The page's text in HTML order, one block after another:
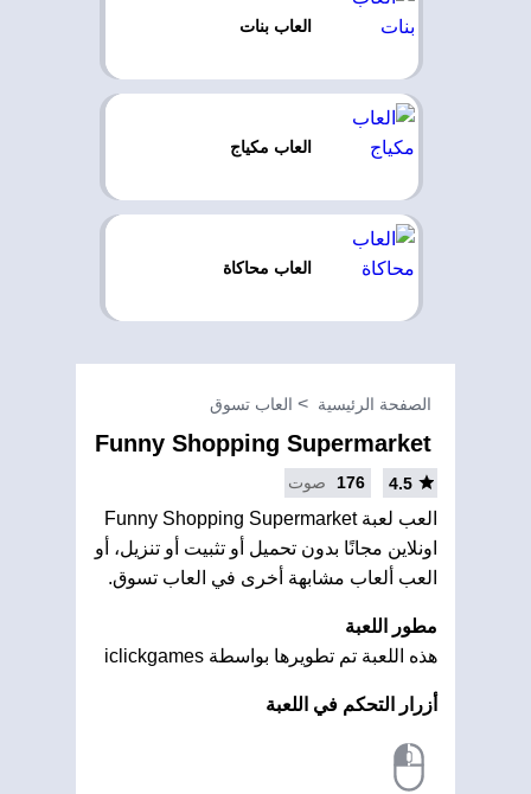
العاب بنات
العاب مكياج
العاب محاكاة
الصفحة الرئيسية العاب تسوق
Funny Shopping Supermarket
4.5
176 صوت
العب لعبة Funny Shopping Supermarket
اونلاين مجانًا بدون تحميل أو تثبيت أو تنزيل، أو
العب ألعاب مشابهة أخرى في العاب تسوق.
مطور اللعبة
هذه اللعبة تم تطويرها بواسطة iclickgames
أزرار التحكم في اللعبة